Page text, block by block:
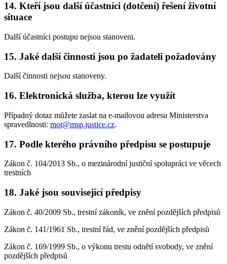
14. Kteří jsou další účastníci (dotčení) řešení životní
situace
Další účastníci postupu nejsou stanoveni.
15. Jaké další činnosti jsou po žadateli požadovány
Další činnosti nejsou stanoveny.
16. Elektronická služba, kterou lze využít
Případný dotaz můžete zaslat na e-mailovou adresu Ministerstva
spravedlnosti: mot@msp.justice.cz.
17. Podle kterého právního předpisu se postupuje
Zákon č. 104/2013 Sb., o mezinárodní justiční spolupráci ve věcech
trestních
18. Jaké jsou související předpisy
Zákon č. 40/2009 Sb., trestní zákoník, ve znění pozdějších předpisů
Zákon č. 141/1961 Sb., trestní řád, ve znění pozdějších předpisů
Zákon č. 169/1999 Sb., o výkonu trestu odnětí svobody, ve znění
pozdějších předpisů